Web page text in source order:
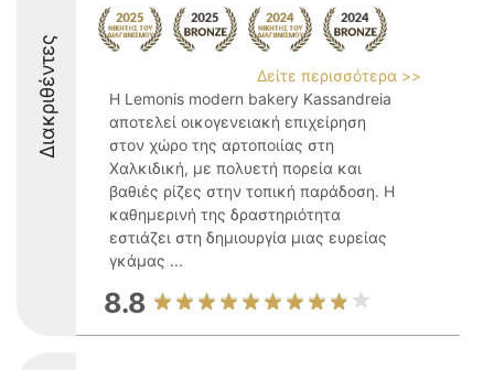
Διακριθέντες
Δείτε περισσότερα >>
Η Lemonis modern bakery Kassandreia
αποτελεί οικογενειακή επιχείρηση
στον χώρο της αρτοποιίας στη
Χαλκιδική, με πολυετή πορεία και
βαθιές ρίζες στην τοπική παράδοση. Η
καθημερινή της δραστηριότητα
εστιάζει στη δημιουργία μιας ευρείας
γκάμας ...
8.8